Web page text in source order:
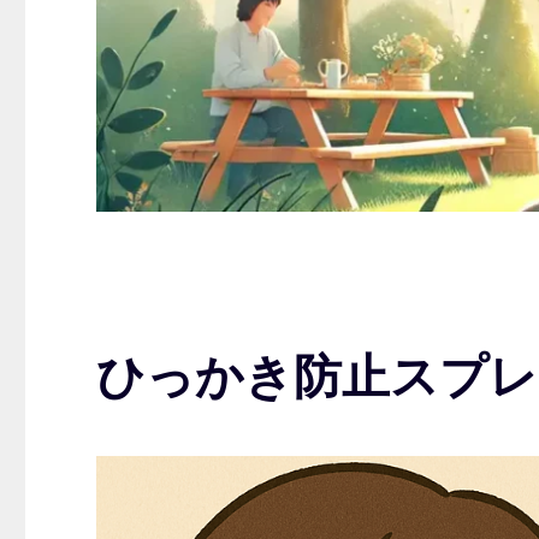
ひっかき防止スプ